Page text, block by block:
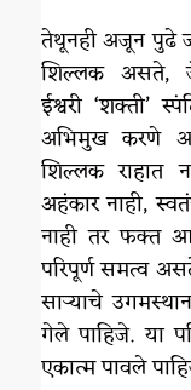
तेथूनही अजून पुढे
शिल्लक असते, जेथे
ईश्वरी ‘शक्ती’
अभिमुख करणे
शिल्लक राहात
अहंकार नाही,
नाही तर फक्त
परिपूर्ण समत्व
साऱ्याचे
गेले पाहिजे. या
एकात्म पावले